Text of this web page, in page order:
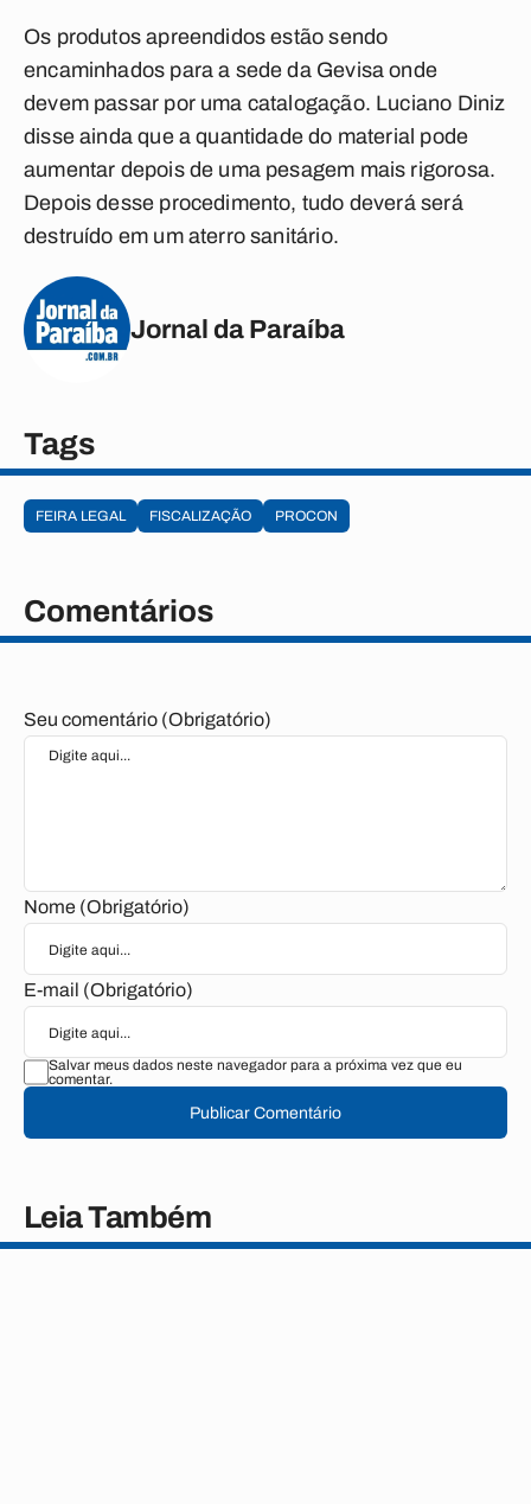
Os produtos apreendidos estão sendo
encaminhados para a sede da Gevisa onde
devem passar por uma catalogação. Luciano Diniz
disse ainda que a quantidade do material pode
aumentar depois de uma pesagem mais rigorosa.
Depois desse procedimento, tudo deverá será
destruído em um aterro sanitário.
Jornal da Paraíba
Tags
FEIRA LEGAL FISCALIZAÇÃO PROCON
Comentários
Seu comentário (Obrigatório)
Nome (Obrigatório)
E-mail (Obrigatório)
Salvar meus dados neste navegador para a próxima vez que eu
comentar.
Publicar Comentário
Leia Também